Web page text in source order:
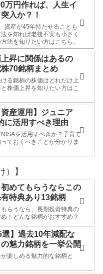
万円作れば、人生イ
入か？！
資産が45年持たせることも
を知れば老後不安も小さく
法を知りたい方はこちら。
昇に関係はあるの
70銘柄まとめ
る銘柄の株価はどれだけ上
株価上昇を知りたい方はこ
資産運用】ジュニア
に活用すべき理由
を活用すべきか？子育て
ておくべきことが分かりま
）】
初めてもらうならこの
特典あり13銘柄
らうなら、長期投資特典の
！どんな銘柄がおすすめ？
選】過去10年減配な
魅力銘柄を一挙公開
楽しめる魅力的な銘柄と